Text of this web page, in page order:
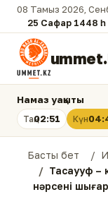
08 Тамыз 2026,
25 Сафар 1448 һ.
Намаз уақыты
Таң02:51 Күн
Басты бет
Тасаууф –
нәрсені